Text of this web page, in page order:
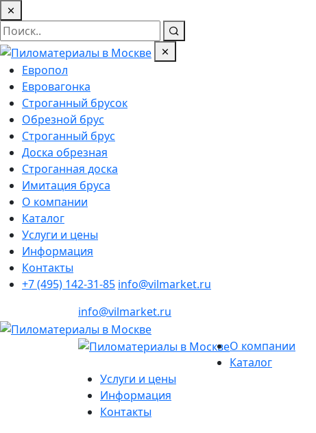
Европол
Евровагонка
Строганный брусок
Обрезной брус
Строганный брус
Доска обрезная
Строганная доска
Имитация бруса
О компании
Каталог
Услуги и цены
Информация
Контакты
+7 (495) 142-31-85 info@vilmarket.ru
info@vilmarket.ru
О компании
Каталог
Услуги и цены
Информация
Контакты